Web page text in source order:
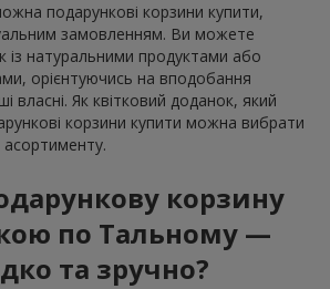
подарункові корзини купити,
замовленням. Ви можете
із натуральними продуктами або
орієнтуючись на вподобання
власні. Як квітковий доданок, який
корзини купити можна вибрати
корзину
по Тальному —
та зручно?